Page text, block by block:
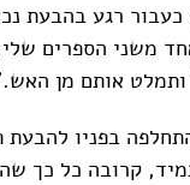
רגע בהבעת
משני הספרים
ותמלט אותם מן
בפניו להבעת
קרובה כל כך